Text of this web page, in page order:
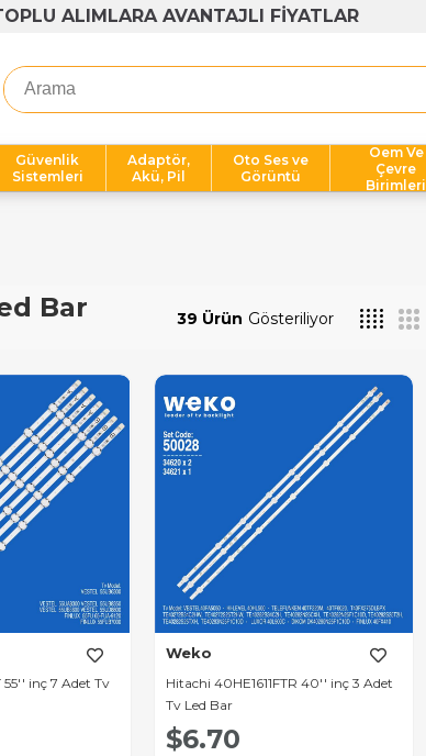
ALIMLARA AVANTAJLI FİYATLAR
Güvenlik
Sistemleri
Adaptör,
Akü, Pil
Oto Ses ve
Görüntü
Oem Ve
Çevre
Birimleri
Bar 39 Ürün
55'' inç 7 Adet Tv
Weko
Hitachi 40HE1611FTR 40'' inç 3 Adet
Tv Led Bar
$6.70